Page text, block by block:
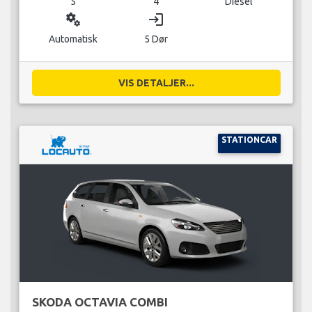
miscellaneous_services
Automatisk
login
5 Dør
VIS DETALJER...
STATIONCAR
SKODA OCTAVIA COMBI